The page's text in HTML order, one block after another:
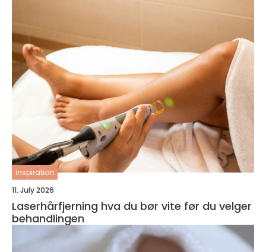
inspiration
11. July 2026
Laserhårfjerning hva du bør vite før du velger
behandlingen